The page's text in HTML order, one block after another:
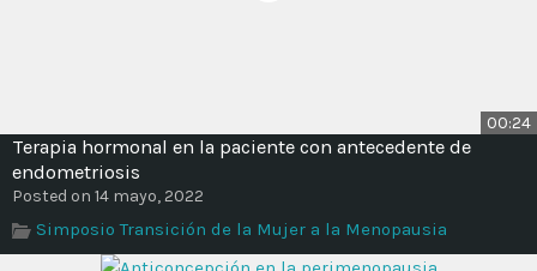
00:24
Terapia hormonal en la paciente con antecedente de
endometriosis
Posted on 14 mayo, 2022
Simposio Transición de la Mujer a la Menopausia